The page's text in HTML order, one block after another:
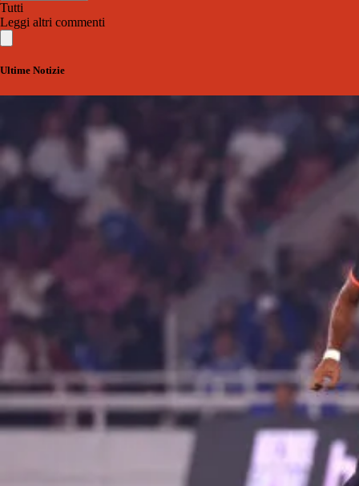
Tutti
Leggi altri commenti
Ultime Notizie